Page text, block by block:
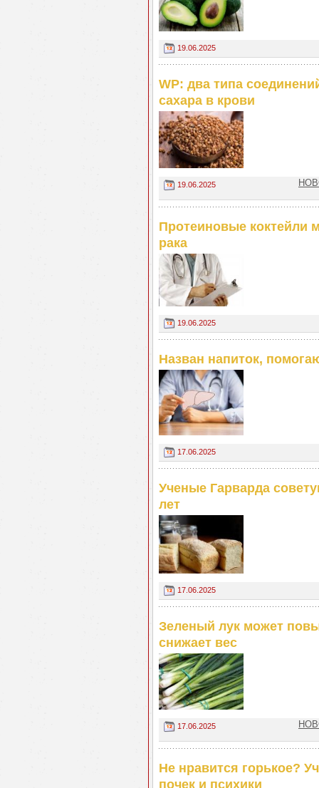
19.06.2025
WP: два типа
сахара в крови
19.06.2025
Протеиновые коктейли
рака
19.06.2025
Назван напиток,
17.06.2025
Ученые Гарварда
лет
17.06.2025
Зеленый лук может
снижает вес
17.06.2025
Не нравится горькое?
почек и психики